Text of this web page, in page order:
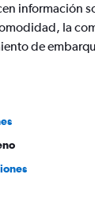
información
la
de